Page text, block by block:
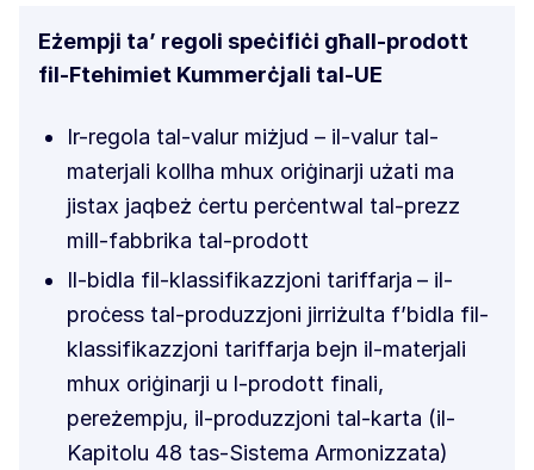
Eżempji ta’ regoli speċifiċi għall-prodott
fil-Ftehimiet Kummerċjali tal-UE
Ir-regola tal-valur miżjud – il-valur tal-
materjali kollha mhux oriġinarji użati ma
jistax jaqbeż ċertu perċentwal tal-prezz
mill-fabbrika tal-prodott
Il-bidla fil-klassifikazzjoni tariffarja – il-
proċess tal-produzzjoni jirriżulta f’bidla fil-
klassifikazzjoni tariffarja bejn il-materjali
mhux oriġinarji u l-prodott finali,
pereżempju, il-produzzjoni tal-karta (il-
Kapitolu 48 tas-Sistema Armonizzata)